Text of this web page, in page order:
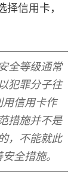
信用卡，
全等级通常
犯罪分子往
用信用卡作
措施并不是
，不能就此
全措施。